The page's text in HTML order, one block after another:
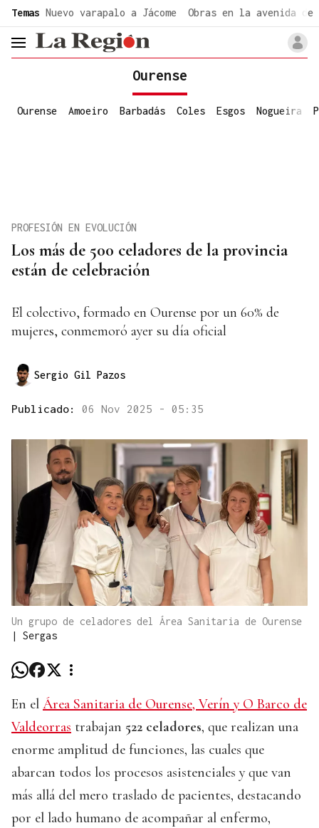
Temas Nuevo varapalo a Jácome Obras en la avenida de
header.menu.open
Ourense
Ourense Amoeiro Barbadás Coles Esgos Nogueira
Los más de 500 celadores de la provincia
están de celebración
PROFESIÓN EN EVOLUCIÓN
El colectivo, formado en Ourense por un 60% de
mujeres, conmemoró ayer su día oficial
Sergio Gil Pazos
Publicado: 06 Nov 2025 - 05:35
Un grupo de celadores del Área Sanitaria de Ourense
| Sergas
En el Área Sanitaria de Ourense, Verín y O Barco de
Valdeorras trabajan 522 celadores, que realizan una
enorme amplitud de funciones, las cuales que
abarcan todos los procesos asistenciales y que van
más allá del mero traslado de pacientes, destacando
por el lado humano de acompañar al enfermo,